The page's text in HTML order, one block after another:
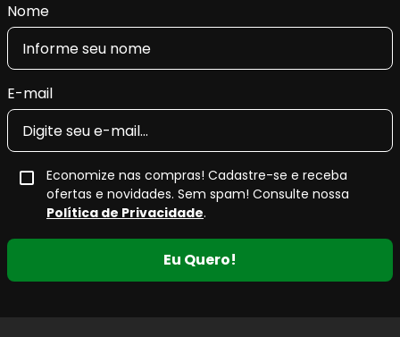
Nome
E-mail
Economize nas compras! Cadastre-se e receba
ofertas e novidades. Sem spam! Consulte nossa
Política de Privacidade.
Eu Quero!